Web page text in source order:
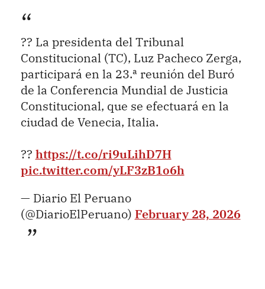
?? La presidenta del Tribunal
Constitucional (TC), Luz Pacheco Zerga,
participará en la 23.ª reunión del Buró
de la Conferencia Mundial de Justicia
Constitucional, que se efectuará en la
ciudad de Venecia, Italia.
?? https://t.co/ri9uLihD7H
pic.twitter.com/yLF3zB1o6h
— Diario El Peruano
(@DiarioElPeruano) February 28, 2026